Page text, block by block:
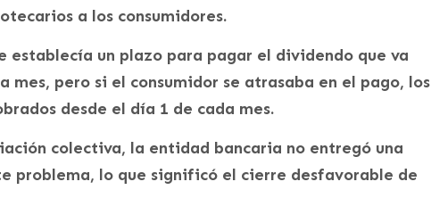
a los consumidores.
establecía un plazo para pagar el dividendo que va
mes, pero si el consumidor se atrasaba en el pago, los
desde el día 1 de cada mes.
colectiva, la entidad bancaria no entregó una
problema, lo que significó el cierre desfavorable de